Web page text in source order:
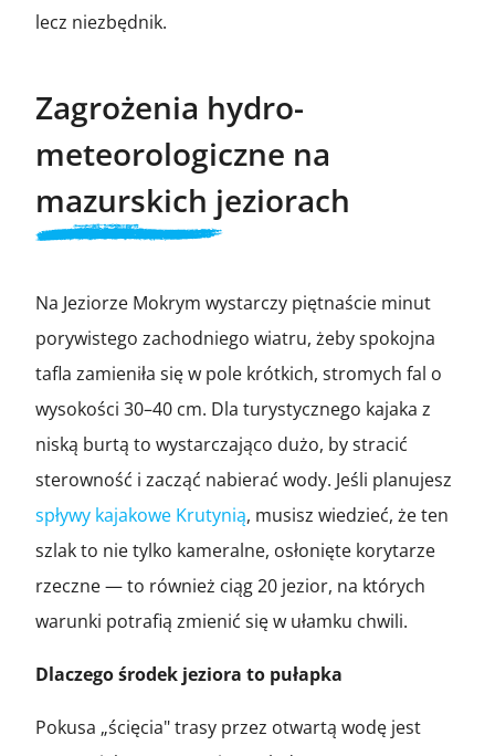
lecz niezbędnik.
Zagrożenia hydro-
meteorologiczne na
mazurskich jeziorach
Na Jeziorze Mokrym wystarczy piętnaście minut
porywistego zachodniego wiatru, żeby spokojna
tafla zamieniła się w pole krótkich, stromych fal o
wysokości 30–40 cm. Dla turystycznego kajaka z
niską burtą to wystarczająco dużo, by stracić
sterowność i zacząć nabierać wody. Jeśli planujesz
spływy kajakowe Krutynią, musisz wiedzieć, że ten
szlak to nie tylko kameralne, osłonięte korytarze
rzeczne — to również ciąg 20 jezior, na których
warunki potrafią zmienić się w ułamku chwili.
Dlaczego środek jeziora to pułapka
Pokusa „ścięcia" trasy przez otwartą wodę jest